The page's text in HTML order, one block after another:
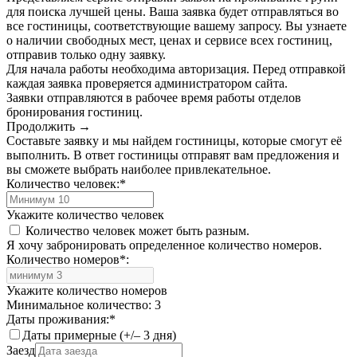
для поиска лучшей цены. Ваша заявка будет отправляться во
все гостиницы, соответствующие вашему запросу. Вы узнаете
о наличии свободных мест, ценах и сервисе всех гостиниц,
отправив только одну заявку.
Для начала работы необходима авторизация. Перед отправкой
каждая заявка проверяется администратором сайта.
Заявки отправляются в рабочее время работы отделов
бронирования гостиниц.
Продолжить →
Составьте заявку и мы найдем гостиницы, которые смогут её
выполнить. В ответ гостиницы отправят вам предложения и
вы сможете выбрать наиболее привлекательное.
Количество человек:*
Укажите количество человек
Количество человек может быть разным.
Я хочу забронировать определенное количество номеров.
Количество номеров*:
Укажите количество номеров
Минимальное количество: 3
Даты проживания:*
Даты примерные (+/– 3 дня)
Заезд